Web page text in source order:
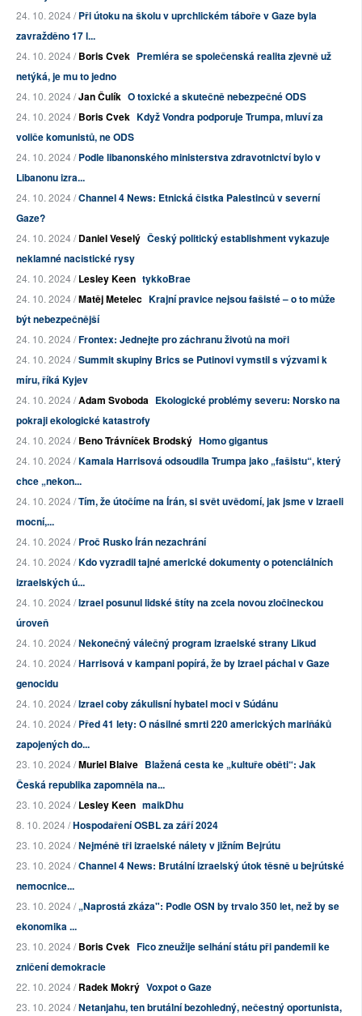
24. 10. 2024 /Při útoku na školu v uprchlickém táboře v Gaze byla
zavražděno 17 l...
24. 10. 2024 /Boris Cvek Premiéra se společenská realita zjevně už
netýká, je mu to jedno
24. 10. 2024 /Jan Čulík O toxické a skutečně nebezpečné ODS
24. 10. 2024 /Boris Cvek Když Vondra podporuje Trumpa, mluví za
voliče komunistů, ne ODS
24. 10. 2024 /Podle libanonského ministerstva zdravotnictví bylo v
Libanonu izra...
24. 10. 2024 /Channel 4 News: Etnická čistka Palestinců v severní
Gaze?
24. 10. 2024 /Daniel Veselý Český politický establishment vykazuje
neklamné nacistické rysy
24. 10. 2024 /Lesley Keen tykkoBrae
24. 10. 2024 /Matěj Metelec Krajní pravice nejsou fašisté – o to může
být nebezpečnější
24. 10. 2024 /Frontex: Jednejte pro záchranu životů na moři
24. 10. 2024 /Summit skupiny Brics se Putinovi vymstil s výzvami k
míru, říká Kyjev
24. 10. 2024 /Adam Svoboda Ekologické problémy severu: Norsko na
pokraji ekologické katastrofy
24. 10. 2024 /Beno Trávníček Brodský Homo gigantus
24. 10. 2024 /Kamala Harrisová odsoudila Trumpa jako „fašistu“, který
chce „nekon...
24. 10. 2024 /Tím, že útočíme na Írán, si svět uvědomí, jak jsme v Izraeli
mocní,...
24. 10. 2024 /Proč Rusko Írán nezachrání
24. 10. 2024 /Kdo vyzradil tajné americké dokumenty o potenciálních
izraelských ú...
24. 10. 2024 /Izrael posunul lidské štíty na zcela novou zločineckou
úroveň
24. 10. 2024 /Nekonečný válečný program izraelské strany Likud
24. 10. 2024 /Harrisová v kampani popírá, že by Izrael páchal v Gaze
genocidu
24. 10. 2024 /Izrael coby zákulisní hybatel moci v Súdánu
24. 10. 2024 /Před 41 lety: O násilné smrti 220 amerických mariňáků
zapojených do...
23. 10. 2024 /Muriel Blaive Blažená cesta ke „kultuře oběti“: Jak
Česká republika zapomněla na...
23. 10. 2024 /Lesley Keen maikDhu
8. 10. 2024 /Hospodaření OSBL za září 2024
23. 10. 2024 /Nejméně tři izraelské nálety v jižním Bejrútu
23. 10. 2024 /Channel 4 News: Brutální izraelský útok těsně u bejrútské
nemocnice...
23. 10. 2024 /„Naprostá zkáza": Podle OSN by trvalo 350 let, než by se
ekonomika ...
23. 10. 2024 /Boris Cvek Fico zneužije selhání státu při pandemii ke
zničení demokracie
22. 10. 2024 /Radek Mokrý Voxpot o Gaze
23. 10. 2024 /Netanjahu, ten brutální bezohledný, nečestný oportunista,